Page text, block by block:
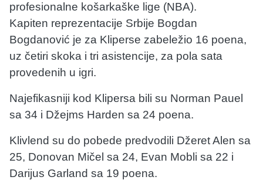
profesionalne košarkaške lige (NBA).
Kapiten reprezentacije Srbije Bogdan
Bogdanović je za Kliperse zabeležio 16 poena,
uz četiri skoka i tri asistencije, za pola sata
provedenih u igri.
Najefikasniji kod Klipersa bili su Norman Pauel
sa 34 i Džejms Harden sa 24 poena.
Klivlend su do pobede predvodili Džeret Alen sa
25, Donovan Mičel sa 24, Evan Mobli sa 22 i
Darijus Garland sa 19 poena.